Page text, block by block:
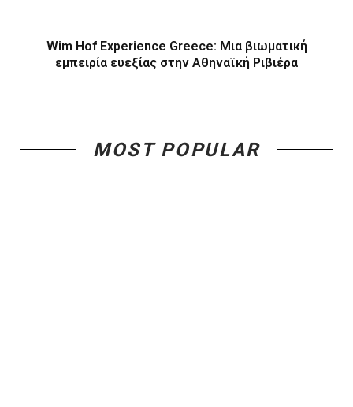
Wim Hof Experience Greece: Μια βιωματική
εμπειρία ευεξίας στην Αθηναϊκή Ριβιέρα
MOST POPULAR